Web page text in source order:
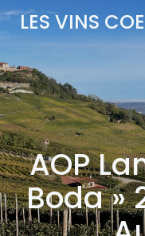
Aller
au
contenu
LES VINS
AOP
Boda »